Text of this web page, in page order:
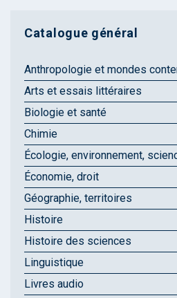
Catalogue général
Anthropologie et mondes
Arts et essais littéraires
Biologie et santé
Chimie
Écologie, environnement,
Économie, droit
Géographie, territoires
Histoire
Histoire des sciences
Linguistique
Livres audio